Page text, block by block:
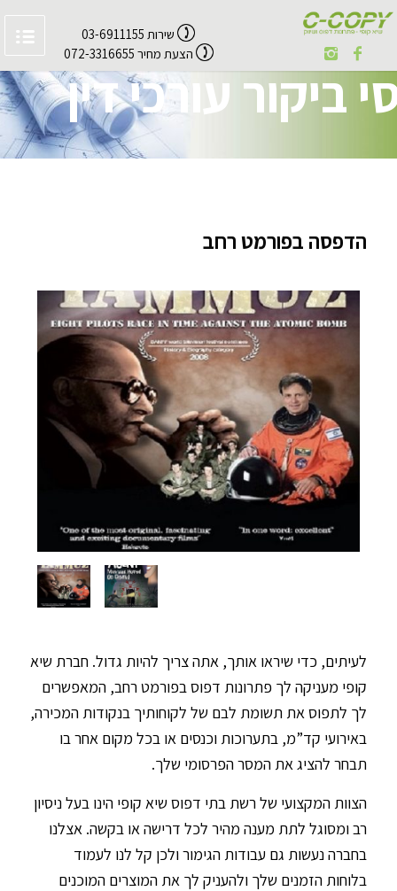
שירות 03-6911155
הצעת מחיר 072-3316655
ביקור עורכי דין
הדפסה בפורמט רחב
לעיתים, כדי שיראו אותך, אתה צריך להיות גדול. חברת שיא
קופי מעניקה לך פתרונות דפוס בפורמט רחב, המאפשרים
לך לתפוס את תשומת לבם של לקוחותיך בנקודות המכירה,
באירועי קד”מ, בתערוכות וכנסים או בכל מקום אחר בו
תבחר להציג את המסר הפרסומי שלך.
הצוות המקצועי של רשת בתי דפוס שיא קופי הינו בעל ניסיון
רב ומסוגל לתת מענה מהיר לכל דרישה או בקשה. אצלנו
בחברה נעשות גם עבודות הגימור ולכן קל לנו לעמוד
בלוחות הזמנים שלך ולהעניק לך את המוצרים המוכנים